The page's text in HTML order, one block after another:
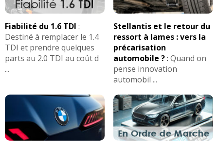
-- /20
320d 184 ch boite auto 107000km 2012
lu( 0 )
17/20 320d 184 ch (0 )
04/20
320d 184 ch Boite mécanique, 135000
kms, 2013
0 )
17/20
320d 184 ch Steptronic, 50000 km 2015
Luxury(0 )
Fiabilité du 1.6 TDI :
Destiné à remplacer le 1.4
TDI et prendre quelques
parts au 2.0 TDI au coût d
...
Stellantis et le retour du
ressort à lames : vers la
précarisation
automobile ?: Quand on
pense innovation
automobil ...